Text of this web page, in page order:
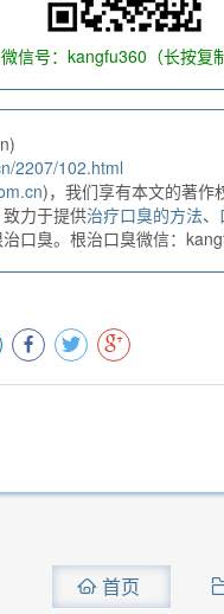
微信号：kangfu360（长按复制
2207/102.html
)，我们享有本文的著作
力于提供治疗口臭的方法、
口臭。根治口臭微信：
首页